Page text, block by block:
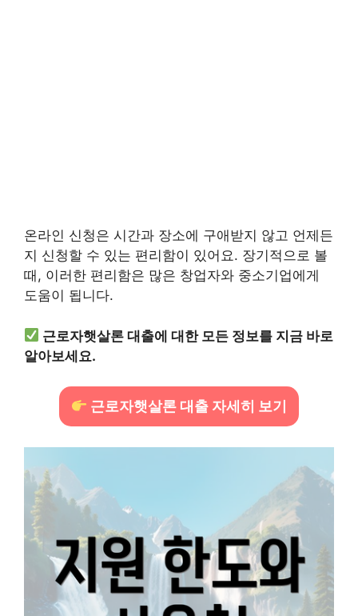
온라인 신청은 시간과 장소에 구애받지 않고 언제든
지 신청할 수 있는 편리함이 있어요. 장기적으로 볼
때, 이러한 편리함은 많은 창업자와 중소기업에게
도움이 됩니다.
근로자햇살론 대출에 대한 모든 정보를 지금 바로
알아보세요.
근로자햇살론 대출 자세히 보기